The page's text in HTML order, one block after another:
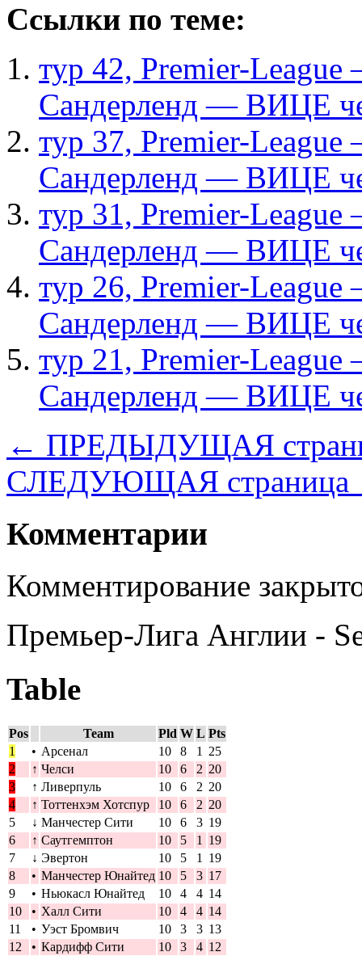
Ссылки по теме:
тур 42, Рremier-
Сандерленд — ВИЦЕ
тур 37, Рremier-
Сандерленд — ВИЦЕ
тур 31, Рremier-
Сандерленд — ВИЦЕ
тур 26, Рremier-
Сандерленд — ВИЦЕ
тур 21, Рremier-
Сандерленд — ВИЦЕ
← ПРЕДЫДУЩАЯ
СЛЕДУЮЩАЯ
Комментарии
Комментирование
Премьер-Лига Англии -
Table
Pos Team Pld W L Pts
1
• Арсенал 10 8 1
25
2
↑ Челси 10 6 2 20
3
↑ Ливерпуль 10 6 2 20
4
↑ Тоттенхэм Хотспур 10 6 2 20
5
↓ Манчестер Сити 10 6 3 19
6
↑ Саутгемптон 10 5 1
19
7
↓ Эвертон 10 5 1
19
8
• Манчестер Юнайтед 10 5 3 17
9
• Ньюкасл Юнайтед 10 4 4 14
10
• Халл Сити 10 4 4 14
11
• Уэст Бромвич 10 3 3 13
12
• Кардифф Сити 10 3 4 12